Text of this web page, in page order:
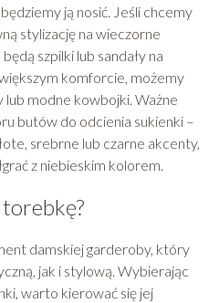
ją nosić. Jeśli chcemy
stylizację na wieczorne
szpilki lub sandały na
komforcie, możemy
modne kowbojki. Ważne
butów do odcienia sukienki –
srebrne lub czarne akcenty,
z niebieskim kolorem.
damskiej garderoby, który
jak i stylową. Wybierając
warto kierować się jej